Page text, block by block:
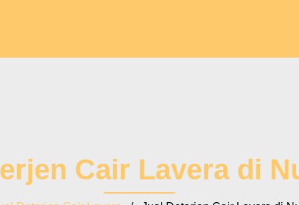
Cair Lavera di